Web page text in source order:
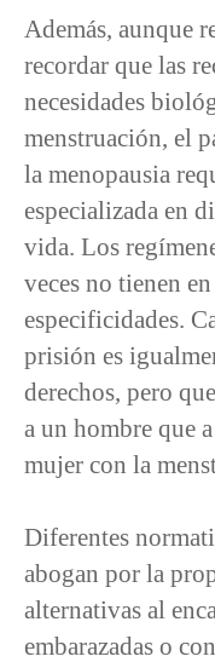
Además, aunque
recordar que las
necesidades
menstruación, el
la menopausia
especializada en
vida. Los
veces no tienen
especificidades.
prisión es
derechos, pero
a un hombre que
mujer con la
Diferentes
abogan por la
alternativas al
embarazadas o